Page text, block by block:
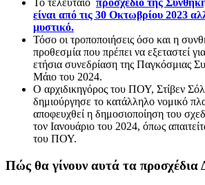
είναι από τις 30 Οκτωβρίου 2023
μυστικό.
Τόσο οι τροποποιήσεις όσο και η
προθεσμία που πρέπει να εξεταστεί
ετήσια συνεδρίαση της Παγκόσμιας
Μάιο του 2024.
Ο αρχιδικηγόρος του ΠΟΥ, Στίβεν
δημιούργησε το κατάλληλο νομικό
αποφευχθεί η δημοσιοποίηση του
τον Ιανουάριο του 2024, όπως
του ΠΟΥ.
Πώς θα γίνουν αυτά τα προσχέδια